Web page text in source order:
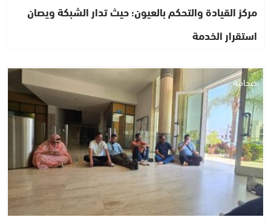
مركز القيادة والتحكم بالعيون؛ حيث تدار الشبكة ويصان
استقرار الخدمة
صحافة